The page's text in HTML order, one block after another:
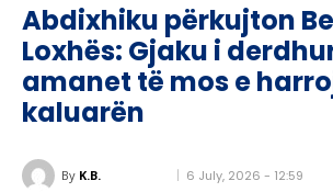
Abdixhiku përkujton
Loxhës: Gjaku i
amanet të mos e
kaluarën
By K.B. 6 July, 2026 - 12:59